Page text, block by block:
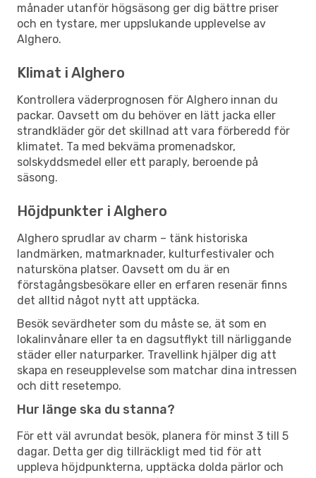
månader utanför högsäsong ger dig bättre priser
och en tystare, mer uppslukande upplevelse av
Alghero.
Klimat i Alghero
Kontrollera väderprognosen för Alghero innan du
packar. Oavsett om du behöver en lätt jacka eller
strandkläder gör det skillnad att vara förberedd för
klimatet. Ta med bekväma promenadskor,
solskyddsmedel eller ett paraply, beroende på
säsong.
Höjdpunkter i Alghero
Alghero sprudlar av charm – tänk historiska
landmärken, matmarknader, kulturfestivaler och
natursköna platser. Oavsett om du är en
förstagångsbesökare eller en erfaren resenär finns
det alltid något nytt att upptäcka.
Besök sevärdheter som du måste se, ät som en
lokalinvånare eller ta en dagsutflykt till närliggande
städer eller naturparker. Travellink hjälper dig att
skapa en reseupplevelse som matchar dina intressen
och ditt resetempo.
Hur länge ska du stanna?
För ett väl avrundat besök, planera för minst 3 till 5
dagar. Detta ger dig tillräckligt med tid för att
uppleva höjdpunkterna, upptäcka dolda pärlor och